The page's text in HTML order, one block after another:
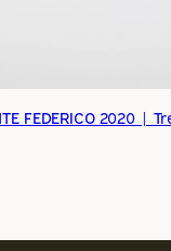
FEDERICO 2020 |